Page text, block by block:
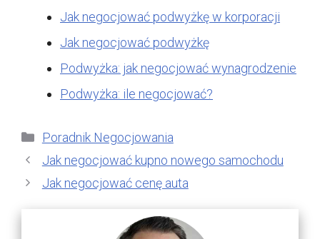
Jak negocjować podwyżkę w korporacji
Jak negocjować podwyżkę
Podwyżka: jak negocjować wynagrodzenie
Podwyżka: ile negocjować?
Kategorie
Poradnik Negocjowania
Jak negocjować kupno nowego samochodu
Jak negocjować cenę auta